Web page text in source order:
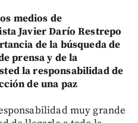
medios de
Javier Darío Restrepo
de la búsqueda de
prensa y de la
la responsabilidad de
de una paz
muy grande